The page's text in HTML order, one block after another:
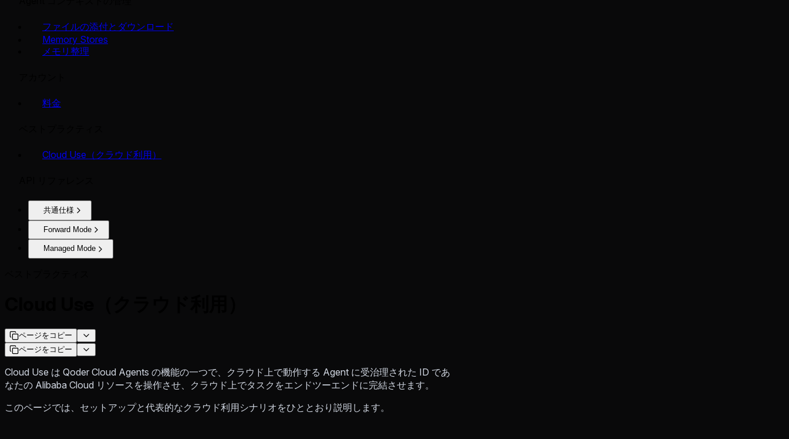
ファイルの添付とダウンロード
Memory Stores
メモリ整理
料金
Cloud Use（クラウド利用）
共通仕様
Forward Mode
Managed Mode
ページをコピー
ページをコピー
Cloud Use は Qoder Cloud Agents の機能の一つで、クラウド上で動作する Agent に受治理された ID であ
なたの Alibaba Cloud リソースを操作させ、クラウド上でタスクをエンドツーエンドに完結させます。
このページでは、セットアップと代表的なクラウド利用シナリオをひととおり説明します。